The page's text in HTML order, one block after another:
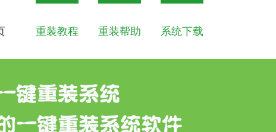
重装教程 重装帮助 系统下载